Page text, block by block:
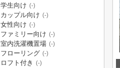
学生向け (-)
カップル向け (-)
女性向け (-)
ファミリー向け (-)
室内洗濯機置場 (-)
フローリング (-)
ロフト付き (-)